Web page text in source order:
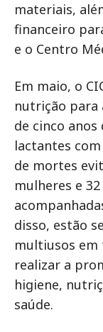
materiais,
financeiro
e o Centro
Em maio, o
nutrição para
de cinco anos
lactantes
de mortes
mulheres e
disso, estão
multiusos em
realizar a
higiene,
saúde.